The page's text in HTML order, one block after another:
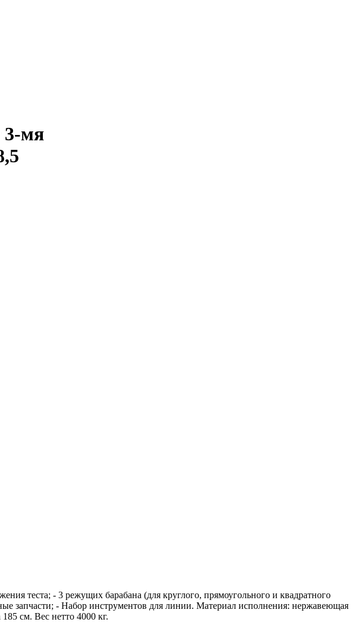
3-мя
теста; - 3 режущих барабана (для круглого, прямоугольного и квадратного
запчасти; - Набор инструментов для линии. Материал исполнения: нержавеющая
см. Вес нетто 4000 кг.